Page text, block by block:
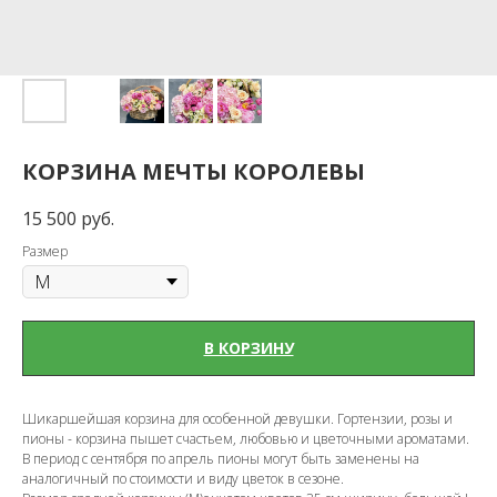
КОРЗИНА МЕЧТЫ КОРОЛЕВЫ
15 500 руб.
Размер
В КОРЗИНУ
Шикаршейшая корзина для особенной девушки. Гортензии, розы и
пионы - корзина пышет счастьем, любовью и цветочными ароматами.
В период с сентября по апрель пионы могут быть заменены на
аналогичный по стоимости и виду цветок в сезоне.